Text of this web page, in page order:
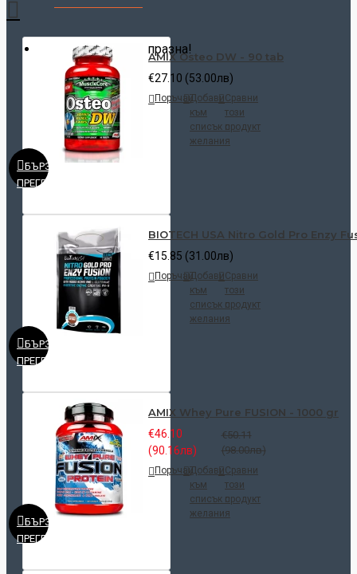
Вашата количка е празна!
БЪРЗ
ПРЕГЛЕД
AMIX Osteo DW - 90 tab
€27.10 (53.00лв)
ПоръчайДобави
към
списък с
желания
Сравни
този
продукт
БЪРЗ
ПРЕГЛЕД
BIOTECH USA Nitro Gold Pro Enzy
€15.85 (31.00лв)
ПоръчайДобави
към
списък с
желания
Сравни
този
продукт
БЪРЗ
ПРЕГЛЕД
AMIX Whey Pure FUSION - 1000 gr
€46.10
(90.16лв)
€50.11
(98.00лв)
ПоръчайДобави
към
списък с
желания
Сравни
този
продукт